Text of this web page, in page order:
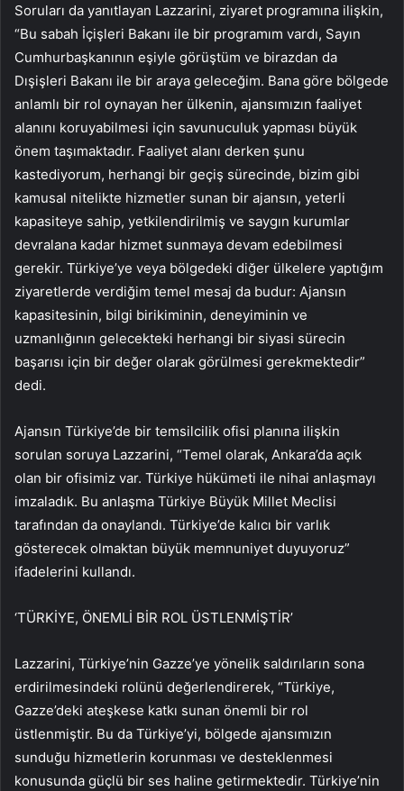
Soruları da yanıtlayan Lazzarini, ziyaret programına ilişkin,
“Bu sabah İçişleri Bakanı ile bir programım vardı, Sayın
Cumhurbaşkanının eşiyle görüştüm ve birazdan da
Dışişleri Bakanı ile bir araya geleceğim. Bana göre bölgede
anlamlı bir rol oynayan her ülkenin, ajansımızın faaliyet
alanını koruyabilmesi için savunuculuk yapması büyük
önem taşımaktadır. Faaliyet alanı derken şunu
kastediyorum, herhangi bir geçiş sürecinde, bizim gibi
kamusal nitelikte hizmetler sunan bir ajansın, yeterli
kapasiteye sahip, yetkilendirilmiş ve saygın kurumlar
devralana kadar hizmet sunmaya devam edebilmesi
gerekir. Türkiye’ye veya bölgedeki diğer ülkelere yaptığım
ziyaretlerde verdiğim temel mesaj da budur: Ajansın
kapasitesinin, bilgi birikiminin, deneyiminin ve
uzmanlığının gelecekteki herhangi bir siyasi sürecin
başarısı için bir değer olarak görülmesi gerekmektedir”
dedi.
Ajansın Türkiye’de bir temsilcilik ofisi planına ilişkin
sorulan soruya Lazzarini, “Temel olarak, Ankara’da açık
olan bir ofisimiz var. Türkiye hükümeti ile nihai anlaşmayı
imzaladık. Bu anlaşma Türkiye Büyük Millet Meclisi
tarafından da onaylandı. Türkiye’de kalıcı bir varlık
gösterecek olmaktan büyük memnuniyet duyuyoruz”
ifadelerini kullandı.
‘TÜRKİYE, ÖNEMLİ BİR ROL ÜSTLENMİŞTİR’
Lazzarini, Türkiye’nin Gazze’ye yönelik saldırıların sona
erdirilmesindeki rolünü değerlendirerek, “Türkiye,
Gazze’deki ateşkese katkı sunan önemli bir rol
üstlenmiştir. Bu da Türkiye’yi, bölgede ajansımızın
sunduğu hizmetlerin korunması ve desteklenmesi
konusunda güçlü bir ses haline getirmektedir. Türkiye’nin